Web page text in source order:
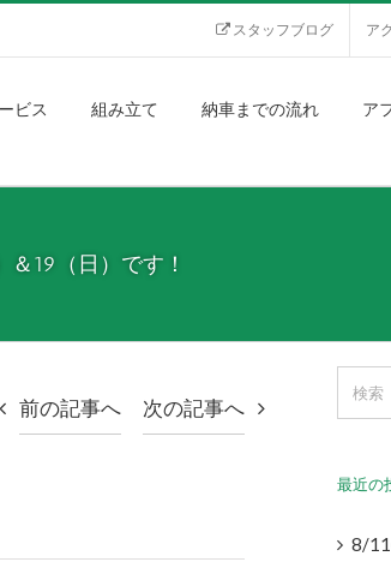
スタッフブログ ア
ビス 組み立て 納車までの流れ ア
19（日）です！
前の記事へ 次の記事へ
最近の
8/